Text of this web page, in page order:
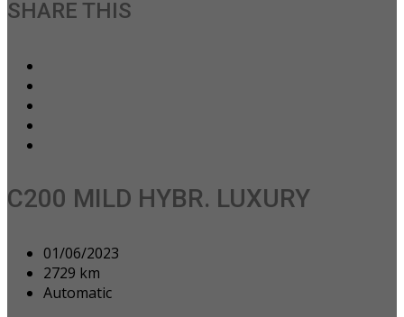
SHARE THIS
C200 MILD HYBR. LUXURY
01/06/2023
2729 km
Automatic